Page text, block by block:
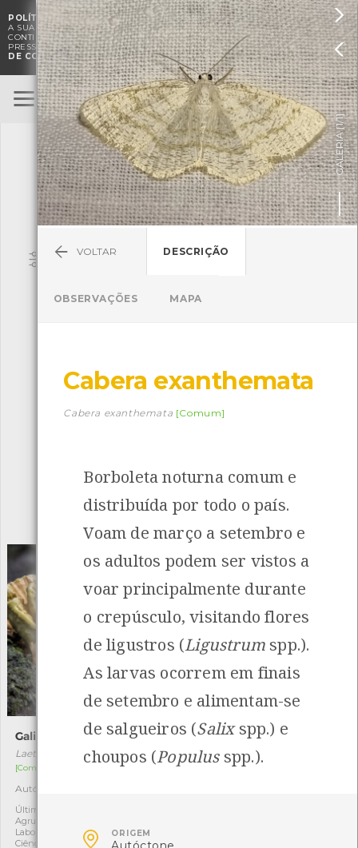
POLÍTICA DE COOKIES. O CMIA UTILIZA COOKIES PARA MELHORAR
A SUA EXPERIÊNCIA DE NAVEGAÇÃO E PARA FINS ESTATÍSTICOS.A
CONTINUAÇÃO DA UTILIZAÇÃO DESTE WEBSITE E SERVIÇOS
PRESSUPÕE A ACEITAÇÃO DA UTILIZAÇÃO DE COOKIES.POLÍTICA
DE COOKIES

ENTRAR
BioRegisto
TERMOS DE UTILIZAÇÃO
SUBMETER OBSERVAÇÃO
Pesquisa
Descarregar a app BioRegisto
Espécies 4839 Observações
Galinha-do-bosque
Laetiporus sulphureus
[Comum]
Autóctone
Última observação por:
Agrupamento Arga e Lima -
Laboratório da memória e
Ciência Viva
Cimbalária
Cymbalaria muralis


GALERIA [
1/1
]
VOLTAR DESCRIÇÃO
OBSERVAÇÕES MAPA
Cabera exanthemata
Cabera exanthemata [Comum]
Borboleta noturna comum e
distribuída por todo o país.
Voam de março a setembro e
os adultos podem ser vistos a
voar principalmente durante
o crepúsculo, visitando flores
de ligustros (Ligustrum spp.).
As larvas ocorrem em finais
de setembro e alimentam-se
de salgueiros (Salixspp.) e
choupos (Populus spp.).
 ORIGEM